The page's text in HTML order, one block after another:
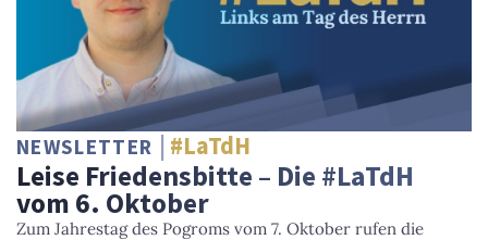
NEWSLETTER #LaTdH
Leise Friedensbitte – Die #LaTdH
vom 6. Oktober
Zum Jahrestag des Pogroms vom 7. Oktober rufen die